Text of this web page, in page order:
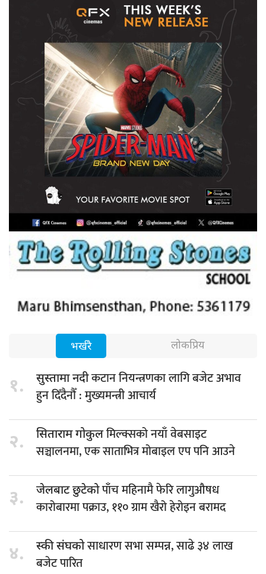
भर्खरै लोकप्रिय
१. सुस्तामा नदीकटान नियन्त्रणका लागि बजेट अभाव
हुन दिँदैनौँ : मुख्यमन्त्री आचार्य
२. सिताराम गोकुलमिल्क्सको नयाँ वेबसाइट
सञ्चालनमा, एक साताभित्र मोबाइल एप पनि आउने
३. जेलबाट छुटेकोपाँच महिनामै फेरि लागुऔषध
कारोबारमा पक्राउ, ११० ग्राम खैरो हेरोइन बरामद
४. स्की संघकोसाधारण सभा सम्पन्न, साढे ३४ लाख
बजेट पारित